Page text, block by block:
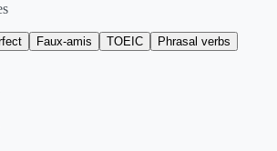
Faux-amis TOEIC
Phrasal verbs